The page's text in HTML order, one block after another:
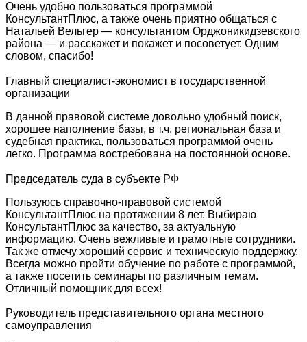
Очень удобно пользоваться программой
КонсультантПлюс, а также очень приятно общаться с
Натальей Вельгер — консультантом Орджоникидзевского
района — и расскажет и покажет и посоветует. Одним
словом, спасибо!
Главный специалист-экономист в государственной
организации
В данной правовой системе довольно удобный поиск,
хорошее наполнение базы, в т.ч. региональная база и
судебная практика, пользоваться программой очень
легко. Программа востребована на постоянной основе.
Председатель суда в субъекте РФ
Пользуюсь справочно-правовой системой
КонсультантПлюс на протяжении 8 лет. Выбираю
КонсультантПлюс за качество, за актуальную
информацию. Очень вежливые и грамотные сотрудники.
Так же отмечу хороший сервис и техническую поддержку.
Всегда можно пройти обучение по работе с программой,
а также посетить семинары по различным темам.
Отличный помощник для всех!
Руководитель представительного органа местного
самоуправления